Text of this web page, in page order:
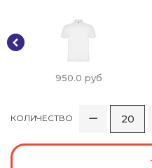
950.0 руб
КОЛИЧЕСТВО